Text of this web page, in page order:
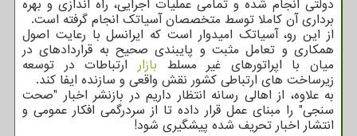
دولتی انجام شده و تمامی عملیات اجرایی، راه اندازی و بهره
برداری آن کاملا توسط متخصصان آسیاتک انجام گرفته است.
از این رو، آسیاتک امیدوار است که ایرانسل با رعایت اصول
همکاری و تعامل مثبت و پایبندی صحیح به قراردادهای در
میان با اپراتورهای غیر مسلط بازار ارتباطات در توسعه
زیرساخت های ارتباطی کشور نقش واقعی و سازنده ایفا کند.
به علاوه، از اهالی رسانه انتظار داریم در بازنشر اخبار "صحت
سنجی" را مبنای عمل قرار داده تا از سردرگمی افکار عمومی و
انتشار اخبار تحریف شده پیشگیری شود!